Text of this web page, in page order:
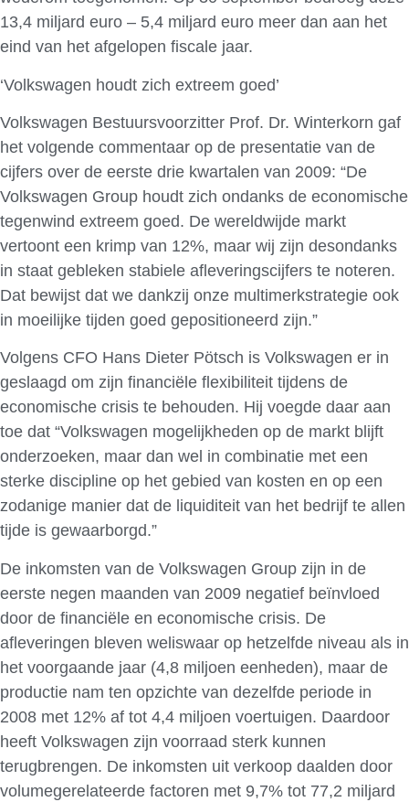
13,4 miljard euro – 5,4 miljard euro meer dan aan het
eind van het afgelopen fiscale jaar.
‘Volkswagen houdt zich extreem goed’
Volkswagen Bestuursvoorzitter Prof. Dr. Winterkorn gaf
het volgende commentaar op de presentatie van de
cijfers over de eerste drie kwartalen van 2009: “De
Volkswagen Group houdt zich ondanks de economische
tegenwind extreem goed. De wereldwijde markt
vertoont een krimp van 12%, maar wij zijn desondanks
in staat gebleken stabiele afleveringscijfers te noteren.
Dat bewijst dat we dankzij onze multimerkstrategie ook
in moeilijke tijden goed gepositioneerd zijn.”
Volgens CFO Hans Dieter Pötsch is Volkswagen er in
geslaagd om zijn financiële flexibiliteit tijdens de
economische crisis te behouden. Hij voegde daar aan
toe dat “Volkswagen mogelijkheden op de markt blijft
onderzoeken, maar dan wel in combinatie met een
sterke discipline op het gebied van kosten en op een
zodanige manier dat de liquiditeit van het bedrijf te allen
tijde is gewaarborgd.”
De inkomsten van de Volkswagen Group zijn in de
eerste negen maanden van 2009 negatief beïnvloed
door de financiële en economische crisis. De
afleveringen bleven weliswaar op hetzelfde niveau als in
het voorgaande jaar (4,8 miljoen eenheden), maar de
productie nam ten opzichte van dezelfde periode in
2008 met 12% af tot 4,4 miljoen voertuigen. Daardoor
heeft Volkswagen zijn voorraad sterk kunnen
terugbrengen. De inkomsten uit verkoop daalden door
volumegerelateerde factoren met 9,7% tot 77,2 miljard